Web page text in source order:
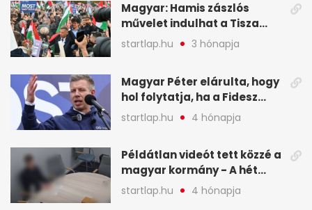
Magyar: Hamis zászlós
művelet indulhat a Tisza
ellen a választás napján - A
hét legfontosabb eseményei
startlap.hu 3 hónapja
Magyar Péter elárulta, hogy
hol folytatja, ha a Fidesz
nyeri a választást - A hét
legfontosabb hírei
startlap.hu 4 hónapja
Példátlan videót tett közzé a
magyar kormány - A hét
legfontosabb hírei
képekben
startlap.hu 4 hónapja